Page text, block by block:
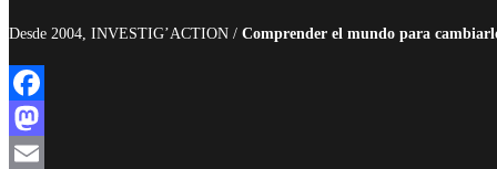
Desde 2004, INVESTIG’ACTION / Comprender el mundo para
Facebook
Mastodon